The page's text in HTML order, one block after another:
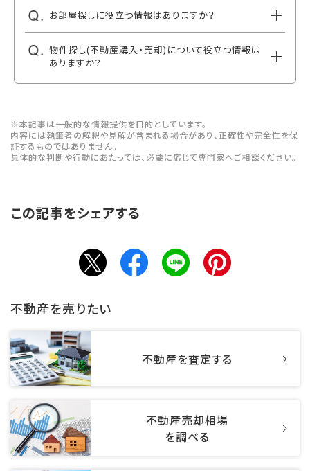
お部屋探しに役立つ情報はありますか？
物件探し(不動産購入・売却)について役立つ情報は
ありますか？
※本記事は一般的な情報提供を目的としています。
内容には執筆者の解釈や見解が含まれる場合があり、正確性や完全性を保
証するものではありません。
具体的な判断や行動にあたっては、必要に応じて専門家へご相談ください。
この記事をシェアする
不動産を売りたい
不動産を査定する
不動産売却相場
を調べる